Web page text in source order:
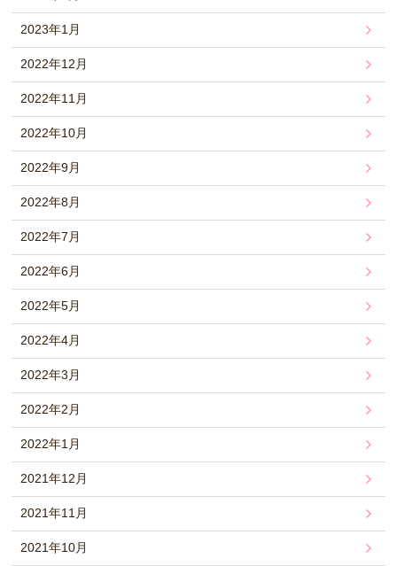
2023年1月
2022年12月
2022年11月
2022年10月
2022年9月
2022年8月
2022年7月
2022年6月
2022年5月
2022年4月
2022年3月
2022年2月
2022年1月
2021年12月
2021年11月
2021年10月